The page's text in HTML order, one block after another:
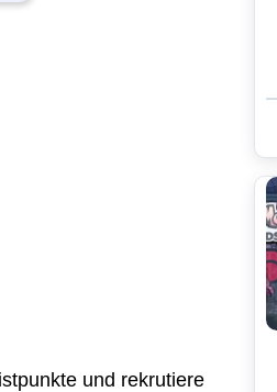
und rekrutiere